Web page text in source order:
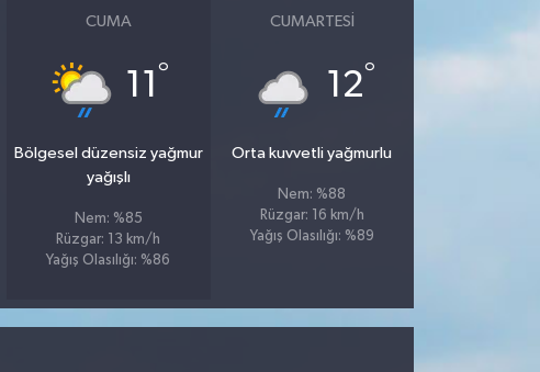
CUMA
11 °
Bölgesel düzensiz yağmur
yağışlı
Nem: %85
Rüzgar: 13 km/h
Yağış Olasılığı: %86
CUMARTESI
12°
Orta kuvvetli yağmurlu
Nem: %88
Rüzgar: 16 km/h
Yağış Olasılığı: %89